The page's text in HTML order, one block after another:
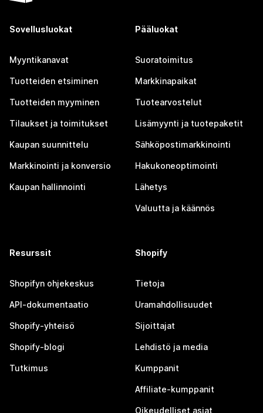
Sovellusluokat
Myyntikanavat
Tuotteiden etsiminen
Tuotteiden myyminen
Tilaukset ja toimitukset
Kaupan suunnittelu
Markkinointi ja konversio
Kaupan hallinnointi
Pääluokat
Suoratoimitus
Markkinapaikat
Tuotearvostelut
Lisämyynti ja tuotepaketit
Sähköpostimarkkinointi
Hakukoneoptimointi
Lähetys
Valuutta ja käännös
Resurssit
Shopifyn ohjekeskus
API-dokumentaatio
Shopify-yhteisö
Shopify-blogi
Tutkimus
Shopify
Tietoja
Uramahdollisuudet
Sijoittajat
Lehdistö ja media
Kumppanit
Affiliate-kumppanit
Oikeudelliset asiat